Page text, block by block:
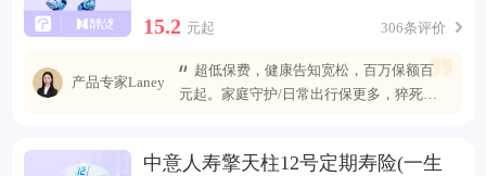
15.2 元起 306条评价
产品专家Laney
超低保费，健康告知宽松，百万保额百
元起。家庭守护/日常出行保更多，猝死可
中意人寿擎天柱12号定期寿险(一生